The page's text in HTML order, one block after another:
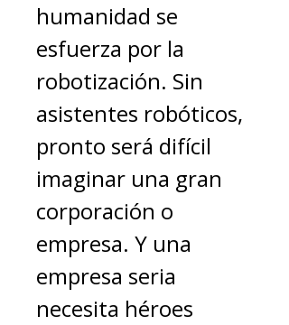
humanidad se
esfuerza por la
robotización. Sin
asistentes robóticos,
pronto será difícil
imaginar una gran
corporación o
empresa. Y una
empresa seria
necesita héroes